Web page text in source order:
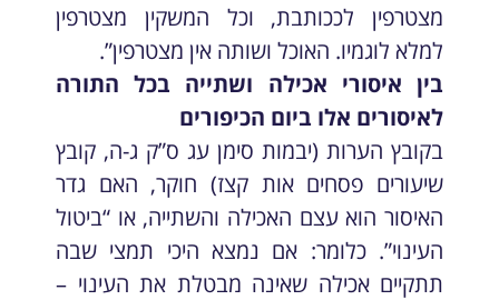
מצטרפין לככותבת, וכל המשקין מצטרפין
למלא לוגמיו. האוכל ושותה אין מצטרפין”.
בין איסורי אכילה ושתייה בכל התורה
לאיסורים אלו ביום הכיפורים
בקובץ הערות (יבמות סימן עג ס”ק ג-ה, קובץ
שיעורים פסחים אות קצז) חוקר, האם גדר
האיסור הוא עצם האכילה והשתייה, או “ביטול
העינוי”. כלומר: אם נמצא היכי תמצי שבה
תתקיים אכילה שאינה מבטלת את העינוי –